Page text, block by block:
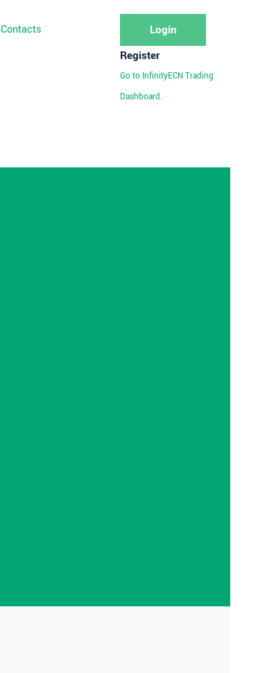
Contacts
Login
Register
Go to InfinityECN Trading
Dashboard.